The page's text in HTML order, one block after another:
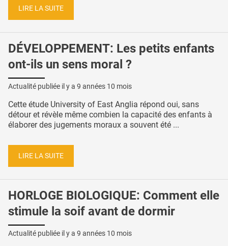
LIRE LA SUITE
DÉVELOPPEMENT: Les petits enfants
ont-ils un sens moral ?
Actualité publiée il y a 9 années 10 mois
Cette étude University of East Anglia répond oui, sans
détour et révèle même combien la capacité des enfants à
élaborer des jugements moraux a souvent été ...
LIRE LA SUITE
HORLOGE BIOLOGIQUE: Comment elle
stimule la soif avant de dormir
Actualité publiée il y a 9 années 10 mois